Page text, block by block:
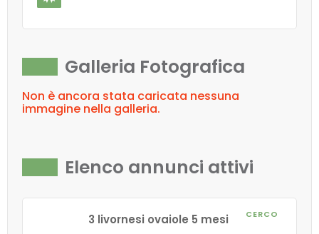
Galleria Fotografica
Non è ancora stata caricata nessuna
immagine nella galleria.
Elenco annunci attivi
CERCO
3 livornesi ovaiole 5 mesi